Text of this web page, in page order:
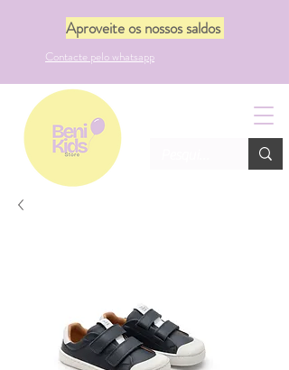
Aproveite os nossos saldos
Contacte pelo whatsapp